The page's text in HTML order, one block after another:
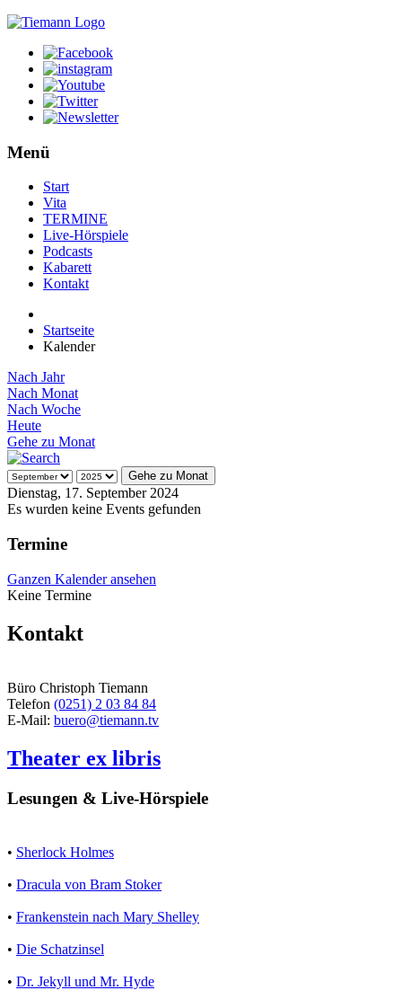
Menü
Start
Vita
TERMINE
Live-Hörspiele
Podcasts
Kabarett
Kontakt
Startseite
Kalender
Nach Jahr
Nach Monat
Nach Woche
Heute
Gehe zu Monat
Gehe zu Monat
Dienstag, 17. September 2024
Es wurden keine Events gefunden
Termine
Ganzen Kalender ansehen
Keine Termine
Kontakt
Büro Christoph Tiemann
Telefon (0251) 2 03 84 84
E-Mail: buero@tiemann.tv
Theater ex libris
Lesungen & Live-Hörspiele
• Sherlock Holmes
• Dracula von Bram Stoker
• Frankenstein nach Mary Shelley
• Die Schatzinsel
• Dr. Jekyll und Mr. Hyde